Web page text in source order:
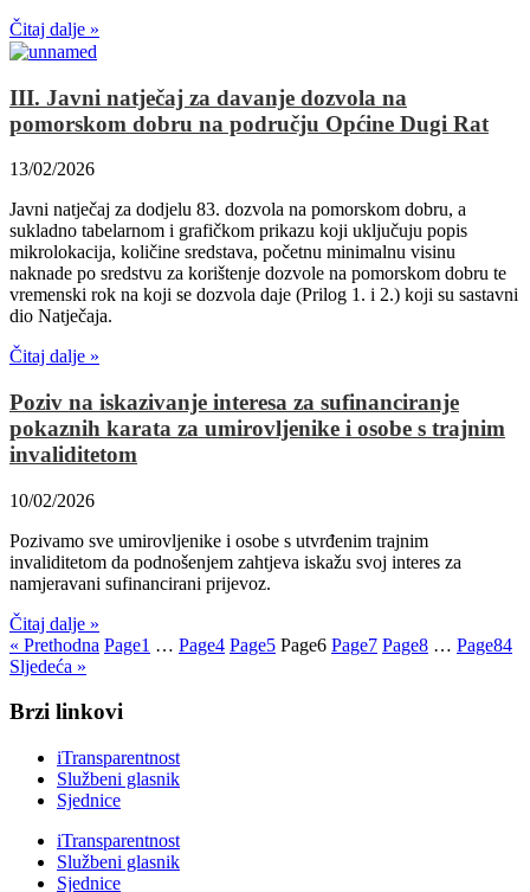
Čitaj dalje »
III. Javni natječaj za davanje dozvola na
pomorskom dobru na području Općine Dugi Rat
13/02/2026
Javni natječaj za dodjelu 83. dozvola na pomorskom dobru, a
sukladno tabelarnom i grafičkom prikazu koji uključuju popis
mikrolokacija, količine sredstava, početnu minimalnu visinu
naknade po sredstvu za korištenje dozvole na pomorskom dobru te
vremenski rok na koji se dozvola daje (Prilog 1. i 2.) koji su sastavni
dio Natječaja.
Čitaj dalje »
Poziv na iskazivanje interesa za sufinanciranje
pokaznih karata za umirovljenike i osobe s trajnim
invaliditetom
10/02/2026
Pozivamo sve umirovljenike i osobe s utvrđenim trajnim
invaliditetom da podnošenjem zahtjeva iskažu svoj interes za
namjeravani sufinancirani prijevoz.
Čitaj dalje »
« Prethodna Page1 … Page4 Page5 Page6 Page7 Page8 … Page84
Sljedeća »
Brzi linkovi
iTransparentnost
Službeni glasnik
Sjednice
iTransparentnost
Službeni glasnik
Sjednice